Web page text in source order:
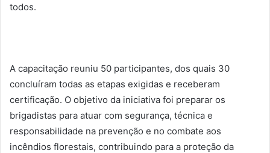
todos.
A capacitação reuniu 50 participantes, dos quais 30
concluíram todas as etapas exigidas e receberam
certificação. O objetivo da iniciativa foi preparar os
brigadistas para atuar com segurança, técnica e
responsabilidade na prevenção e no combate aos
incêndios florestais, contribuindo para a proteção da